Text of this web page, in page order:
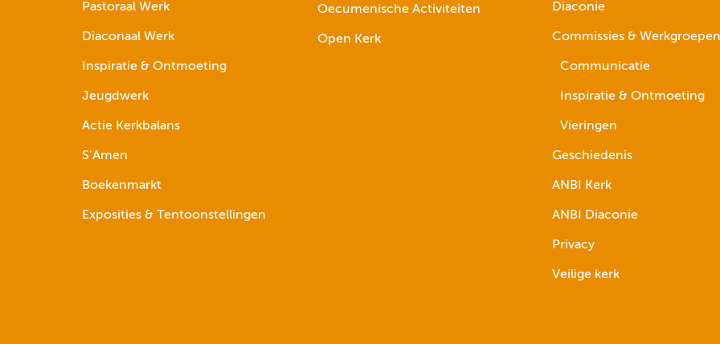
Pastoraal Werk
Diaconaal Werk
Inspiratie & Ontmoeting
Jeugdwerk
Actie Kerkbalans
S’Amen
Boekenmarkt
Exposities & Tentoonstellingen
Oecumenische Activiteiten
Open Kerk
Diaconie
Commissies & Werkgroepen
Communicatie
Inspiratie & Ontmoeting
Vieringen
Geschiedenis
ANBI Kerk
ANBI Diaconie
Privacy
Veilige kerk